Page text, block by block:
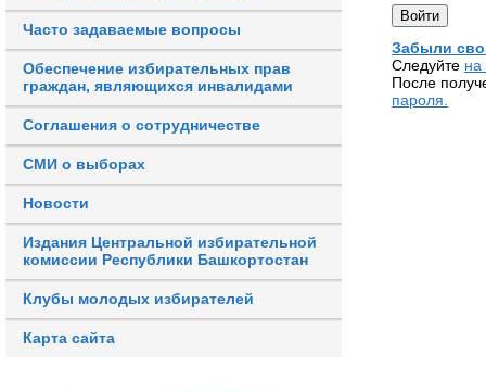
Часто задаваемые вопросы
Обеспечение избирательных прав
граждан, являющихся инвалидами
Соглашения о сотрудничестве
СМИ о выборах
Новости
Издания Центральной избирательной
комиссии Республики Башкортостан
Клубы молодых избирателей
Карта сайта
Забыли
Следуйте на
После
пароля.